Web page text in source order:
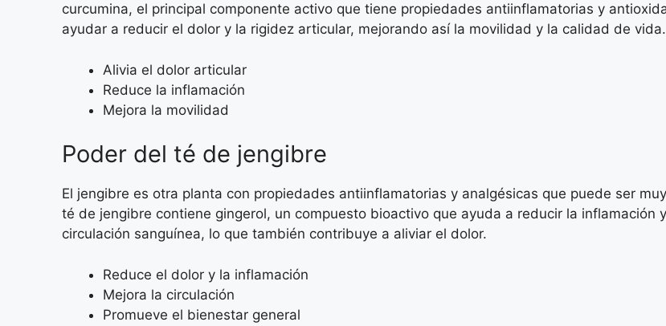
curcumina, el principal componente activo que tiene propiedades antiinflamatorias y
ayudar a reducir el dolor y la rigidez articular, mejorando así la movilidad y la calidad de vida.
Alivia el dolor articular
Reduce la inflamación
Mejora la movilidad
Poder del té de jengibre
El jengibre es otra planta con propiedades antiinflamatorias y analgésicas que puede ser
té de jengibre contiene gingerol, un compuesto bioactivo que ayuda a reducir la inflamación
circulación sanguínea, lo que también contribuye a aliviar el dolor.
Reduce el dolor y la inflamación
Mejora la circulación
Promueve el bienestar general